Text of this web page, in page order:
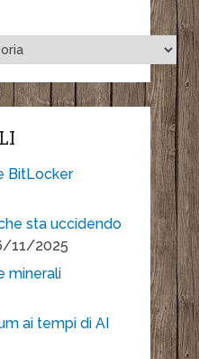
BitLocker
sta uccidendo
11/2025
minerali
ai tempi di AI